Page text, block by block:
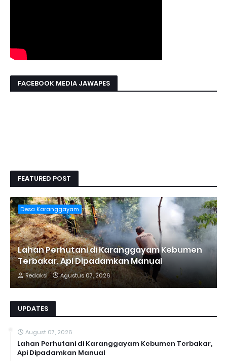
FACEBOOK MEDIA JAWAPES
FEATURED POST
Desa Karanggayam
Lahan Perhutani di Karanggayam Kebumen
Terbakar, Api Dipadamkan Manual
Redaksi Agustus 07, 2026
UPDATES
August 07, 2026
Lahan Perhutani di Karanggayam Kebumen Terbakar,
Api Dipadamkan Manual